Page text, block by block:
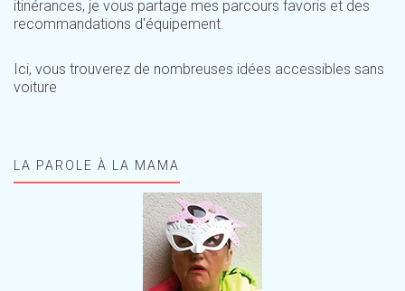
itinérances, je vous partage mes parcours favoris et des
recommandations d'équipement.
Ici, vous trouverez de nombreuses idées accessibles sans
voiture
LA PAROLE À LA MAMA